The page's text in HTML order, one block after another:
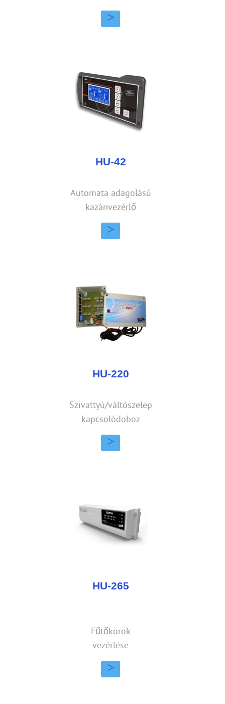
>
HU-42
Automata adagolású
kazánvezérlő
>
HU-220
Szivattyú/váltószelep
kapcsolódoboz
>
HU-265
Fűtőkörök
vezérlése
>